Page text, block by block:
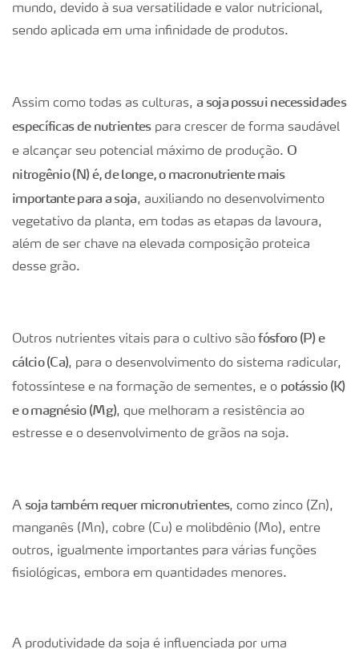
mundo, devido à sua versatilidade e valor nutricional,
sendo aplicada em uma infinidade de produtos.
Assim como todas as culturas, a soja possui necessidades
específicas de nutrientespara crescer de forma saudável
e alcançar seu potencial máximo de produção. O
nitrogênio (N) é, de longe, o macronutriente mais
importante para a soja, auxiliando no desenvolvimento
vegetativo da planta, em todas as etapas da lavoura,
além de ser chave na elevada composição proteica
desse grão.
Outros nutrientes vitais para o cultivo sãofósforo (P) e
cálcio (Ca), para o desenvolvimento do sistema radicular,
fotossíntese e na formação de sementes, e o potássio (K)
e o magnésio (Mg), que melhoram a resistência ao
estresse e o desenvolvimento de grãos na soja.
A soja também requer micronutrientes, como zinco (Zn),
manganês (Mn), cobre (Cu) e molibdênio (Mo), entre
outros, igualmente importantes para várias funções
fisiológicas, embora em quantidades menores.
A produtividade da soja é influenciada por uma